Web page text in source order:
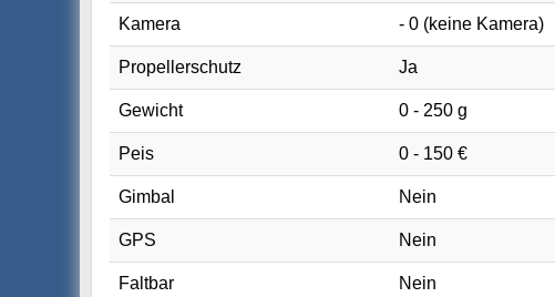
Kamera - 0 (keine Kamera)
Propellerschutz Ja
Gewicht 0 - 250 g
Peis 0 - 150 €
Gimbal Nein
GPS Nein
Faltbar Nein